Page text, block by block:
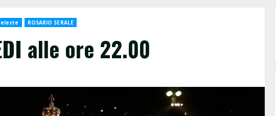
ROSARIO SERALE
alle ore 22.00